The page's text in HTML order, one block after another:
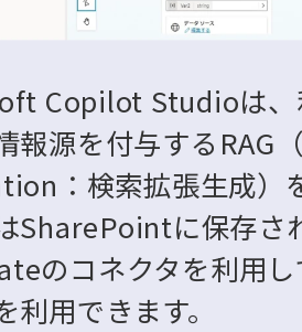
Copilot Studioは、
報源を付与する
：検索拡張生成）
SharePointに保存さ
のコネクタを利用
利用できます。